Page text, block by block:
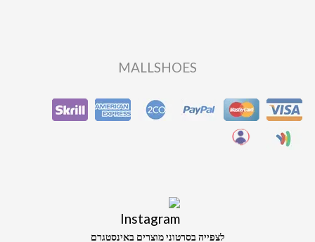
MALLSHOES
לצפייה בסרטוני מוצרים באינסטגרם